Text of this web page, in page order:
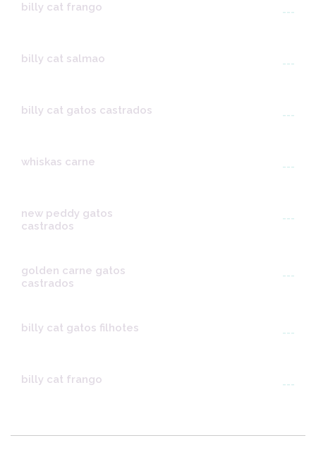
billy cat frango ---
billy cat salmao ---
billy cat gatos castrados ---
whiskas carne ---
new peddy gatos
castrados
---
golden carne gatos
castrados
---
billy cat gatos filhotes ---
billy cat frango ---